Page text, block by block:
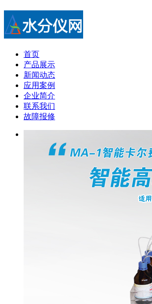
首页
产品展示
新闻动态
应用案例
企业简介
联系我们
故障报修